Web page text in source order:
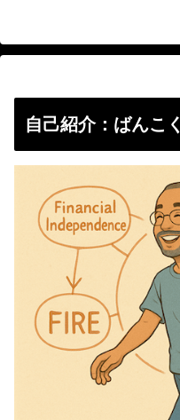
自己紹介：ばんこく